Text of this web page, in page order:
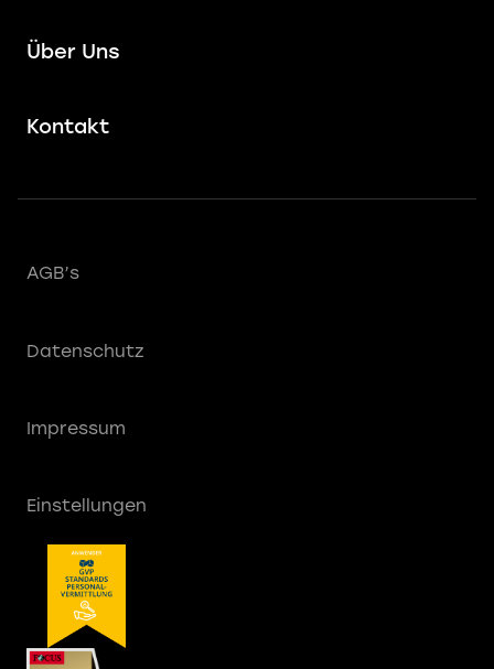
Über Uns
Kontakt
AGB’s
Datenschutz
Impressum
Einstellungen